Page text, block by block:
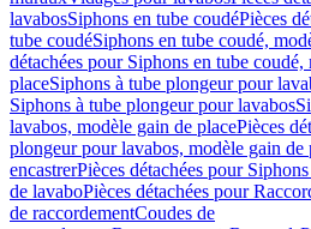
lavabosSiphons en tube coudéPièces
tube coudéSiphons en tube coudé,
détachées pour Siphons en tube coudé,
placeSiphons à tube plongeur pour
Siphons à tube plongeur pour lavabos
lavabos, modèle gain de placePièces
plongeur pour lavabos, modèle gain de
encastrerPièces détachées pour
de lavaboPièces détachées pour
de raccordementCoudes de